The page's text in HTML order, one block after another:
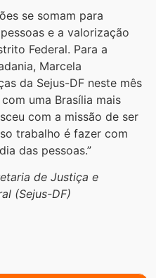
se somam para
e a valorização
Federal. Para a
Marcela
da Sejus-DF neste mês
uma Brasília mais
com a missão de ser
trabalho é fazer com
das pessoas.”
de Justiça e
(Sejus-DF)